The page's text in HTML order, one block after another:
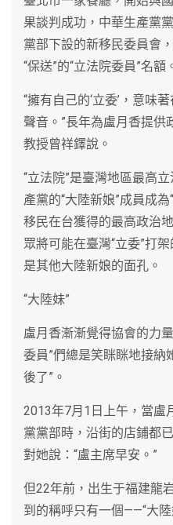
果談判成功，中華生產黨
黨部下設的新移民委員會
“保送”的“立法院委員”名額
“擁有自己的‘立委’，意味
聲音。”長年為盧月香提供
教授曾祥鐸說。
“立法院”是臺灣地區最高
產黨的“大陸新娘”成員成
移民在台獲得的最高政治
眾將可能在臺灣“立委”打
是其他大陸新娘的面孔。
“大陸妹”
盧月香漸漸覺得協會的力
委員”們總是笑眯眯地接納
後了”。
2013年7月1日上午，當盧
黨黨部時，沿街的店鋪都
對她說：“盧主席早安。”
但22年前，出生于福建龍
到的稱呼只有一個——“大陸